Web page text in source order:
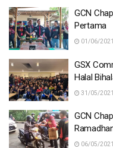
GCN
Pertama
01/06/2021
GSX
Halal
31/05/2021
GCN
06/05/2021